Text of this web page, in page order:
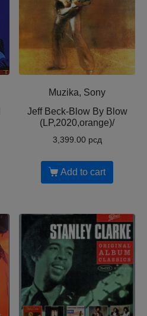
Muzika, Sony
Jeff Beck-Blow By Blow
(LP,2020,orange)/
3,399.00 рсд
Add to cart